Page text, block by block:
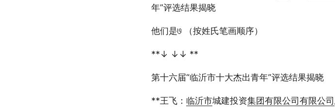
年”评选结果揭晓
他们是𞓜 （按姓氏笔画顺序）
**↓ ↓↓ **
第十六届“临沂市十大杰出青年”评选结果揭晓
**王飞： 临沂市城建投资集团有限公司有限公司